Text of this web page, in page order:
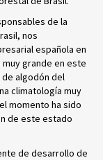
de la
nos
española en
grande en este
algodón del
climatología muy
momento ha sido
de este estado
de desarrollo de